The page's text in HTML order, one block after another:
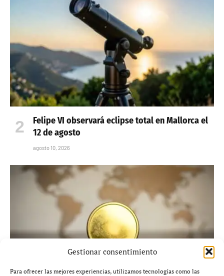
Gestionar consentimiento
Para ofrecer las mejores experiencias, utilizamos tecnologías como las
Felipe VI observará eclipse total en Mallorca el
12 de agosto
agosto 10, 2026